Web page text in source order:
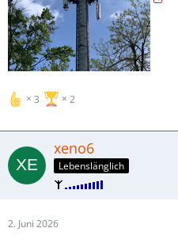
3 2
xeno6
Lebenslänglich
2. Juni 2026